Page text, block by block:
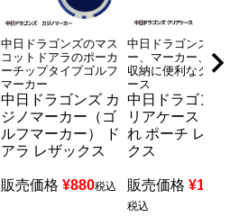
中日ドラゴンズのマス
コットドアラのポーカ
ーチップタイプゴルフ
マーカー
中日ドラゴンズ カ
ジノマーカー（ゴ
ルフマーカー） ド
アラ レザックス
販売価格 ¥880税込
中日ドラゴンズのテ
ー、マーカー、小物
収納に便利なクリア
ース
中日ドラゴンズ
リアケース 小物
れ ポーチ レザッ
クス
販売価格 ¥1,430
税込